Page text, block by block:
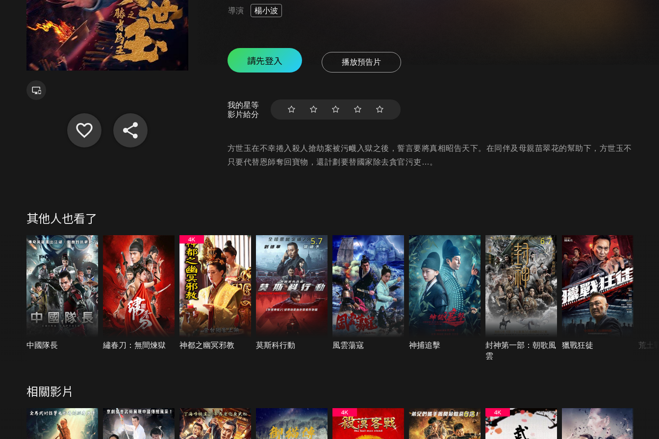
導演 楊小波
請先登入 播放預告片
我的星等
影片給分
方世玉在不幸捲入殺人搶劫案被污衊入獄之後，誓言要將真相昭告天下。在同伴及母親苗翠花的幫助下，方世玉不
只要代替恩師奪回寶物，還計劃要替國家除去貪官污吏…。
其他人也看了
中國隊長 繡春刀：無間煉獄 神都之幽冥邪教
5.7
莫斯科行動 風雲蕩寇 神捕追擊
6.7
封神第一部：朝歌風
雲
獵戰狂徒 荒土
相關影片
6.3